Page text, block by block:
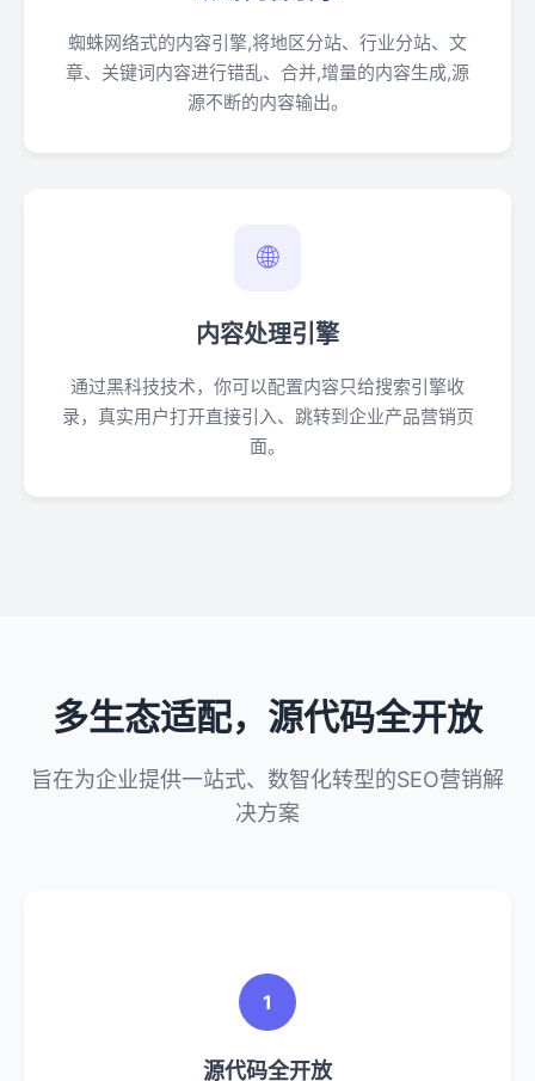
蜘蛛网络式的内容引擎,将地区分站、行业分站、文
章、关键词内容进行错乱、合并,增量的内容生成,源
源不断的内容输出。
🌐
内容处理引擎
通过黑科技技术，你可以配置内容只给搜索引擎收
录，真实用户打开直接引入、跳转到企业产品营销页
面。
多生态适配，源代码全开放
旨在为企业提供一站式、数智化转型的SEO营销解
决方案
1
源代码全开放